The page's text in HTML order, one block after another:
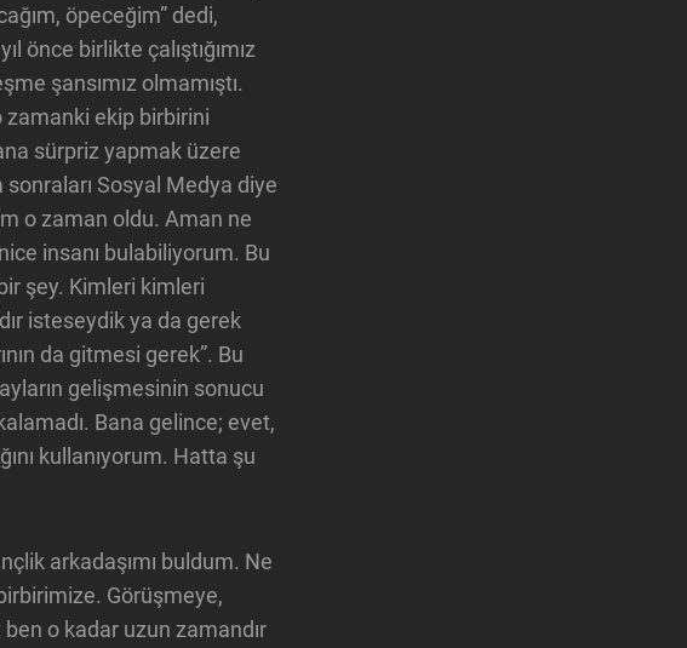
öpeceğim” dedi,
önce birlikte çalıştığımız
şansımız olmamıştı.
zamanki ekip birbirini
sürpriz yapmak üzere
Sosyal Medya diye
o zaman oldu. Aman ne
insanı bulabiliyorum. Bu
şey. Kimleri kimleri
isteseydik ya da gerek
da gitmesi gerek”. Bu
gelişmesinin sonucu
Bana gelince; evet,
kullanıyorum. Hatta şu
arkadaşımı buldum. Ne
Görüşmeye,
o kadar uzun zamandır